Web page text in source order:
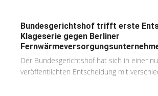
Bundesgerichtshof trifft erste
Klageserie gegen Berliner
Der Bundesgerichtshof hat sich in einer
veröffentlichten Entscheidung mit